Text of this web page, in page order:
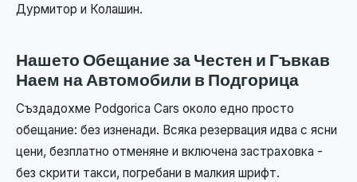
Дурмитор и Колашин.
Нашето Обещание за Честен и Гъвкав
Наем на Автомобили в Подгорица
Създадохме Podgorica Cars около едно просто
обещание: без изненади. Всяка резервация идва с ясни
цени, безплатно отменяне и включена застраховка -
без скрити такси, погребани в малкия шрифт.